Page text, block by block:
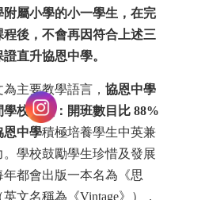
附屬小學的小一學生，在完
程後，不會再因符合上述三
直升協恩中學。
主要教學語言， 協恩中學
學校比較：開班數目比 88%
恩中學積極培養學生中英兼
學校鼓勵學生珍惜及發展
年都會出版一本名為《思
文名稱為《Vintage》），